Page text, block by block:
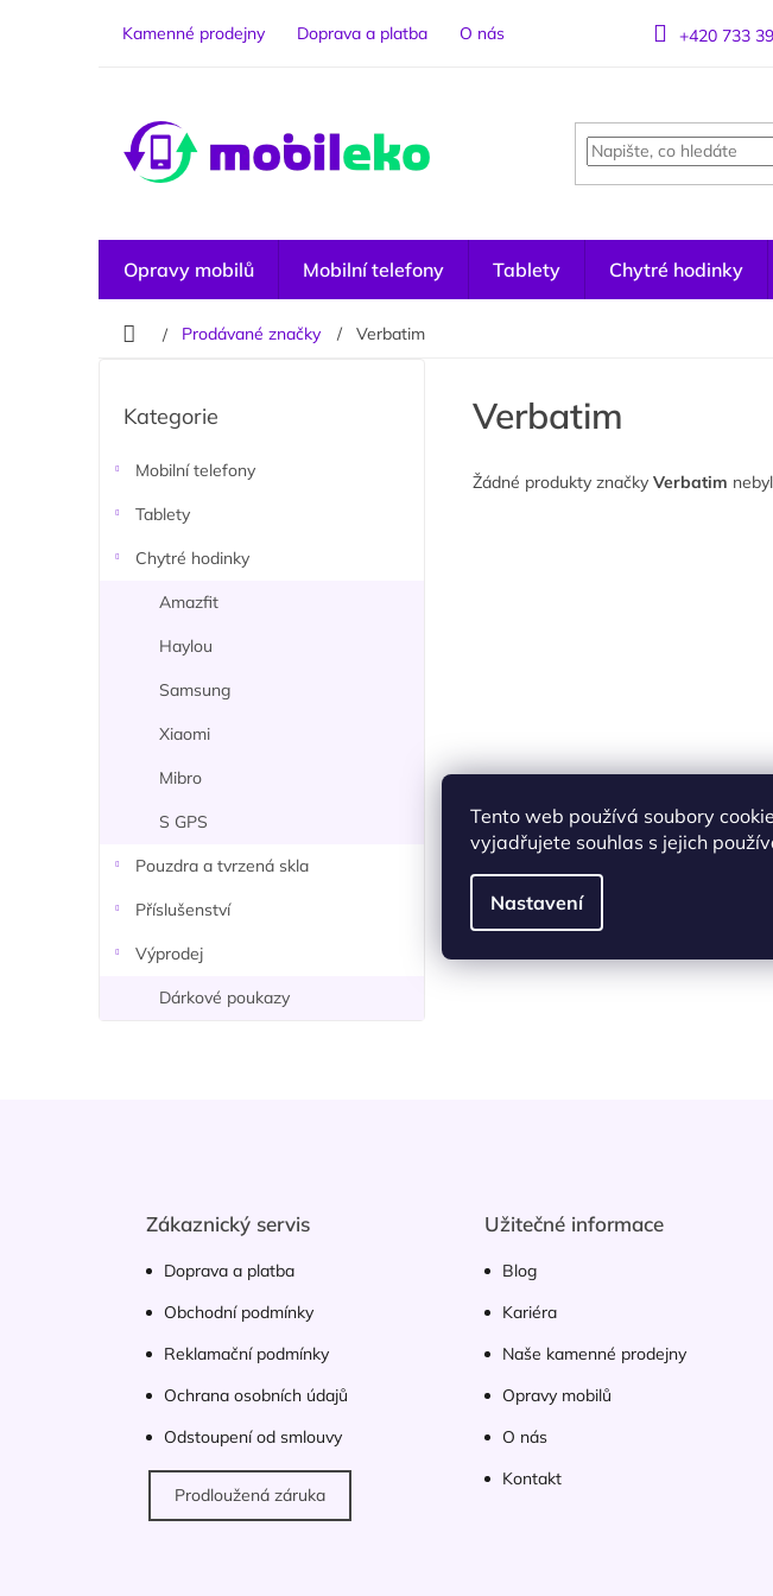
Tento web používá soubory
vyjadřujete souhlas s jejich
Nastavení
Kamenné prodejny Doprava a platba O nás +420 733
Opravy mobilů Mobilní telefony Tablety Chytré hodinky
DomůProdávané značky Verbatim
kategorie
Kategorie
Mobilní telefony
Tablety
Chytré hodinky
Amazfit
Haylou
Samsung
Xiaomi
Mibro
S GPS
Pouzdra a tvrzená skla
Příslušenství
Výprodej
Dárkové poukazy
Verbatim
Žádné produkty značky Verbatim
Zákaznický servis
Doprava a platba
Obchodní podmínky
Reklamační podmínky
Ochrana osobních údajů
Odstoupení od smlouvy
Prodloužená záruka
Užitečné informace
Blog
Kariéra
Naše kamenné prodejny
Opravy mobilů
O nás
Kontakt